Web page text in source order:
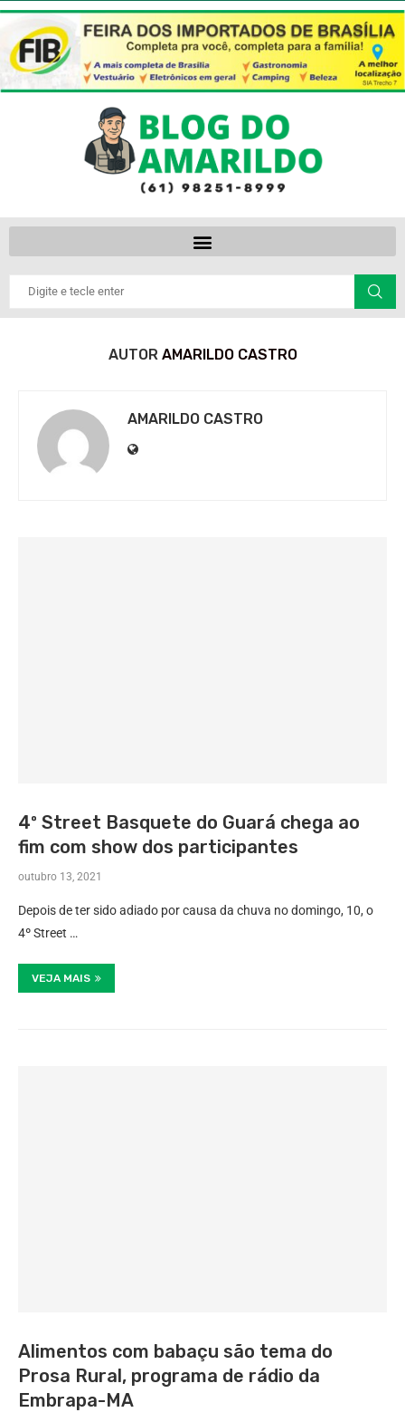
AUTOR AMARILDO CASTRO
AMARILDO CASTRO
4º Street Basquete do Guará chega ao
fim com show dos participantes
outubro 13, 2021
Depois de ter sido adiado por causa da chuva no domingo, 10, o
4º Street …
VEJA MAIS
Alimentos com babaçu são tema do
Prosa Rural, programa de rádio da
Embrapa-MA